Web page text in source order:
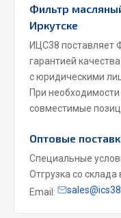
Фитинги
Штуцеры
Весь раздел
Инструмент
Измерительный
Крепежный
Фильтр
Иркутске
ИЦС38 поставляет
гарантией
с юридическими
При
совместимые
Оптовые
Специальные
Отгрузка со склада
Email: